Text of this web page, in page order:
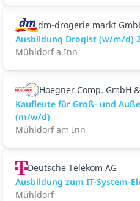
dm-drogerie markt
Ausbildung Drogist (w/m/d)
Mühldorf a.Inn
Hoegner Comp. GmbH
Kaufleute für Groß- und
(m/w/d)
Mühldorf am Inn
Deutsche Telekom AG
Ausbildung zum IT-System-
Mühldorf